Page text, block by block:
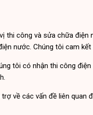
thi công và sửa chữa điện
nước. Chúng tôi cam
tôi có nhận thi công
về các vấn đề liên